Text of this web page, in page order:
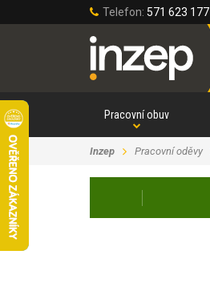
Telefon: 571 623 177
Pracovní obuv
Inzep Pracovní oděvy